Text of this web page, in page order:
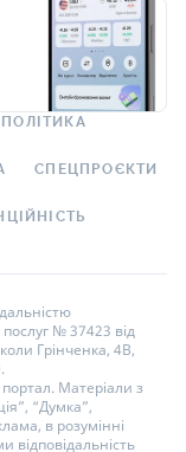
СПЕЦПРОЄКТИ
№ 37423 від
Грінченка, 4В,
Матеріали з
“Думка”,
в розумінні
відповідальність